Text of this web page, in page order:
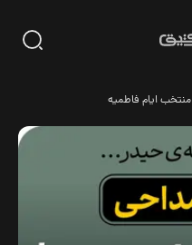
منتخب ایام فاطمیه